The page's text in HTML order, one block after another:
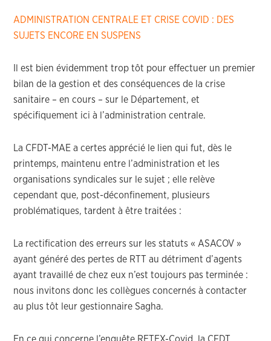
ADMINISTRATION CENTRALE ET CRISE COVID : DES
SUJETS ENCORE EN SUSPENS
Il est bien évidemment trop tôt pour effectuer un premier
bilan de la gestion et des conséquences de la crise
sanitaire – en cours – sur le Département, et
spécifiquement ici à l’administration centrale.
La CFDT-MAE a certes apprécié le lien qui fut, dès le
printemps, maintenu entre l’administration et les
organisations syndicales sur le sujet ; elle relève
cependant que, post-déconfinement, plusieurs
problématiques, tardent à être traitées :
La rectification des erreurs sur les statuts « ASACOV »
ayant généré des pertes de RTT au détriment d’agents
ayant travaillé de chez eux n’est toujours pas terminée :
nous invitons donc les collègues concernés à contacter
au plus tôt leur gestionnaire Sagha.